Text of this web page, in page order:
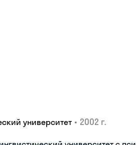
университет • 2002 г.